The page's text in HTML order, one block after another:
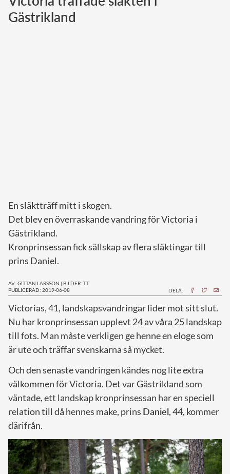
Gästrikland
En släktträff mitt i skogen.
Det blev en överraskande vandring för Victoria i
Gästrikland.
Kronprinsessan fick sällskap av flera släktingar till
prins Daniel.
AV: GITTAN LARSSON | BILDER: TT
PUBLICERAD: 2019-06-08
DELA:
Victorias, 41, landskapsvandringar lider mot sitt slut.
Nu har kronprinsessan upplevt 24 av våra 25 landskap
till fots. Man måste verkligen ge henne en eloge som
är ute och träffar svenskarna så mycket.
Och den senaste vandringen kändes nog lite extra
välkommen för Victoria. Det var Gästrikland som
väntade, ett landskap kronprinsessan har en speciell
relation till då hennes make, prins Daniel, 44, kommer
därifrån.